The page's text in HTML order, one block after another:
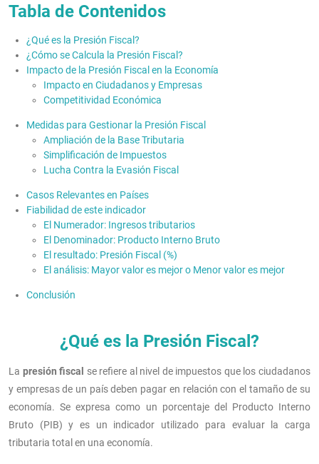
Tabla de Contenidos
¿Qué es la Presión Fiscal?
¿Cómo se Calcula la Presión Fiscal?
Impacto de la Presión Fiscal en la Economía
Impacto en Ciudadanos y Empresas
Competitividad Económica
Medidas para Gestionar la Presión Fiscal
Ampliación de la Base Tributaria
Simplificación de Impuestos
Lucha Contra la Evasión Fiscal
Casos Relevantes en Países
Fiabilidad de este indicador
El Numerador: Ingresos tributarios
El Denominador: Producto Interno Bruto
El resultado: Presión Fiscal (%)
El análisis: Mayor valor es mejor o Menor valor es mejor
Conclusión
¿Qué es la Presión Fiscal?
La presión fiscal
se refiere al nivel de impuestos que los ciudadanos
y empresas de un país deben pagar en relación con el tamaño de su
economía. Se expresa como un porcentaje del Producto Interno
Bruto (PIB) y es un indicador utilizado para evaluar la carga
tributaria total en una economía.